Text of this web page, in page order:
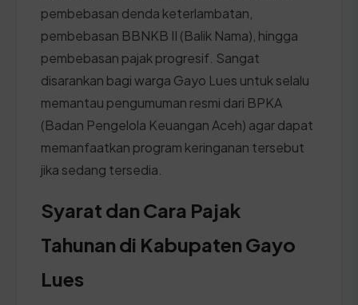
pembebasan denda keterlambatan,
pembebasan BBNKB II (Balik Nama), hingga
pembebasan pajak progresif. Sangat
disarankan bagi warga Gayo Lues untuk selalu
memantau pengumuman resmi dari BPKA
(Badan Pengelola Keuangan Aceh) agar dapat
memanfaatkan program keringanan tersebut
jika sedang tersedia.
Syarat dan Cara Pajak
Tahunan di Kabupaten Gayo
Lues